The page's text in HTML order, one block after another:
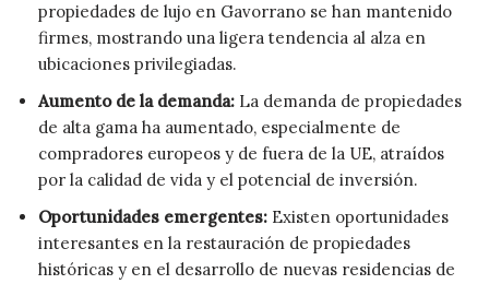
propiedades de lujo en Gavorrano se han mantenido
firmes, mostrando una ligera tendencia al alza en
ubicaciones privilegiadas.
Aumento de la demanda: La demanda de propiedades
de alta gama ha aumentado, especialmente de
compradores europeos y de fuera de la UE, atraídos
por la calidad de vida y el potencial de inversión.
Oportunidades emergentes: Existen oportunidades
interesantes en la restauración de propiedades
históricas y en el desarrollo de nuevas residencias de